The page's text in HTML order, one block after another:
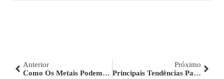
Anterior
Como Os Metais Podem Deixar A Cozinha Mais Harmônica?
Próximo
Principais Tendências Para Arquitetura Em 2023